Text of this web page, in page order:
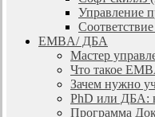
Управление
EMBA/ ДБA
Мастер
Что такое
Зачем нужно
PhD или ДБА:
Программа